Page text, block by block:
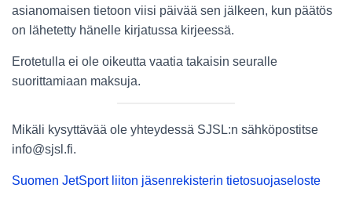
asianomaisen tietoon viisi päivää sen jälkeen, kun päätös
on lähetetty hänelle kirjatussa kirjeessä.
Erotetulla ei ole oikeutta vaatia takaisin seuralle
suorittamiaan maksuja.
Mikäli kysyttävää ole yhteydessä SJSL:n sähköpostitse
info@sjsl.fi.
Suomen JetSport liiton jäsenrekisterin tietosuojaseloste